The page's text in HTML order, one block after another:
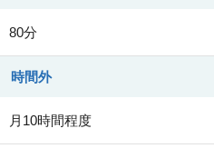
80分
時間外
月10時間程度